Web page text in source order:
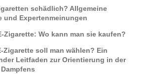
schädlich? Allgemeine
und Expertenmeinungen
Zigarette: Wo kann man sie kaufen?
Zigarette soll man wählen? Ein
Leitfaden zur Orientierung in der